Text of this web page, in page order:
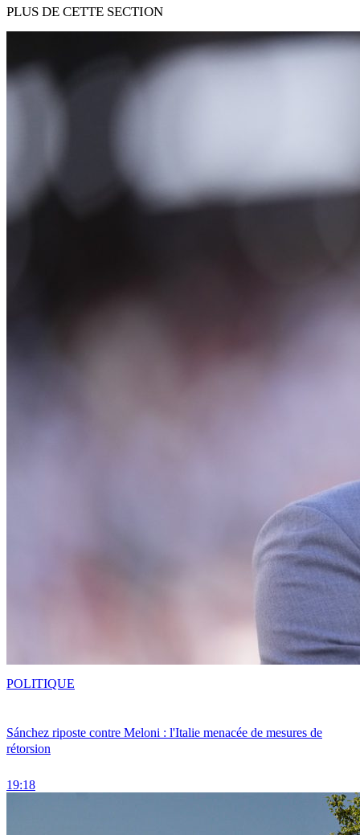
PLUS DE CETTE SECTION
Sánchez riposte contre Meloni : l'Italie menacée de mesures de
rétorsion
19:18
POLITIQUE